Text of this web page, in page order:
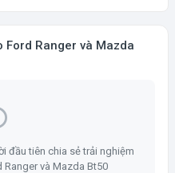
Ranger và Mazda
đầu tiên chia sẻ trải nghiệm
và Mazda Bt50